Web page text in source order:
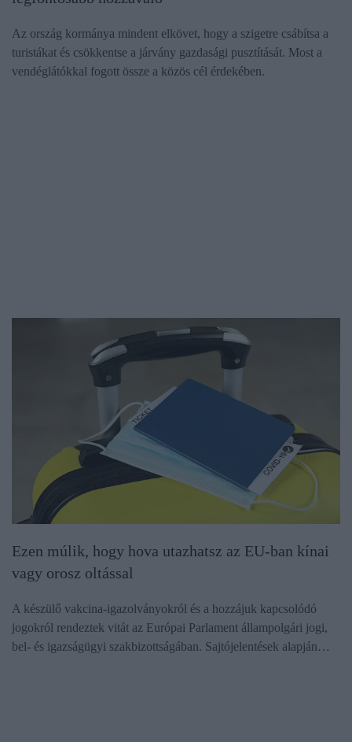
Az ország kormánya mindent elkövet, hogy a szigetre csábítsa a
turistákat és csökkentse a járvány gazdasági pusztítását. Most a
vendéglátókkal fogott össze a közös cél érdekében.
Ezen múlik, hogy hova utazhatsz az EU-ban kínai
vagy orosz oltással
A készülő vakcina-igazolványokról és a hozzájuk kapcsolódó
jogokról rendeztek vitát az Európai Parlament állampolgári jogi,
bel- és igazságügyi szakbizottságában. Sajtójelentések alapján…